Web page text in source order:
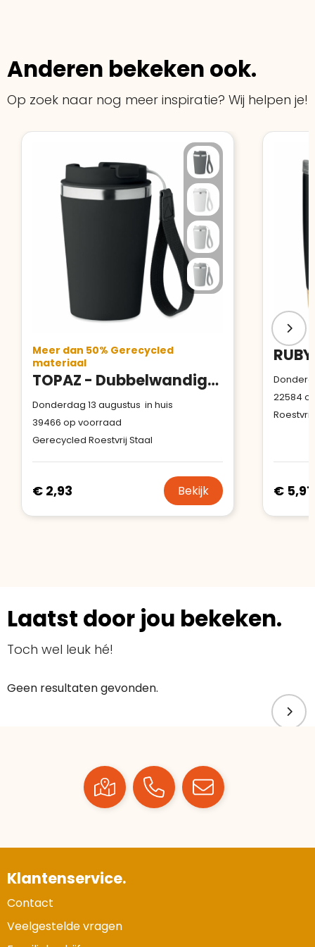
Anderen bekeken ook.
Op zoek naar nog meer inspiratie? Wij helpen je!
Meer dan 50% Gerecycled
materiaal
TOPAZ - Dubbelwandige beker 350ml
Donderdag 13 augustus in huis
39466 op voorraad
Gerecycled Roestvrij Staal
€ 2,93 Bekijk
22584
Roestvrij
€ 5,91
Laatst door jou bekeken.
Toch wel leuk hé!
Geen resultaten gevonden.
Klantenservice.
Contact
Veelgestelde vragen